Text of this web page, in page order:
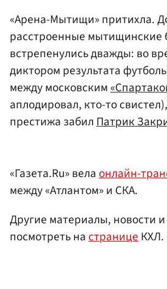
«Арена-Мытищи» притихла.
расстроенные мытищинские
встрепенулись дважды: во
диктором результата
между московским
аплодировал, кто-то
престижа забилПатрик
«Газета.Ru» велаонлайн-
между «Атлантом» и СКА.
Другие материалы, новости
посмотреть на странице КХЛ.